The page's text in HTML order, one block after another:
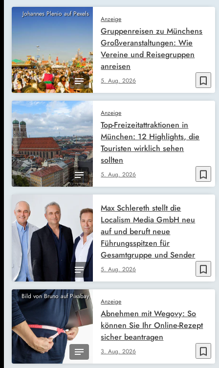
Johannes Plenio auf Pexels
bookmark_border
Anzeige
5. Aug. 2026
Gruppenreisen zu Münchens
Großveranstaltungen: Wie
Vereine und Reisegruppen
anreisen
bookmark_border
Anzeige
5. Aug. 2026
Top-Freizeitattraktionen in
München: 12 Highlights, die
Touristen wirklich sehen
sollten
bookmark_border
5. Aug. 2026
Max Schlereth stellt die
Localism Media GmbH neu
auf und beruft neue
Führungsspitzen für
Gesamtgruppe und Sender
Bild von Bruno auf Pixabay
bookmark_border
Anzeige
3. Aug. 2026
Abnehmen mit Wegovy: So
können Sie Ihr Online-Rezept
sicher beantragen